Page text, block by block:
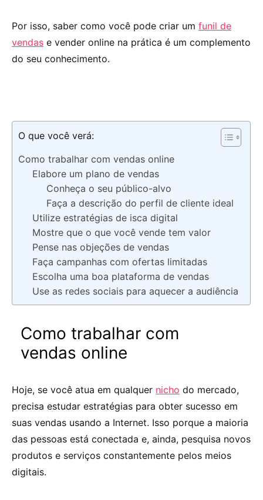
Por isso, saber como você pode criar um funil de
vendas e vender online na prática é um complemento
do seu conhecimento.
O que você verá:
Como trabalhar com vendas online
Elabore um plano de vendas
Conheça o seu público-alvo
Faça a descrição do perfil de cliente ideal
Utilize estratégias de isca digital
Mostre que o que você vende tem valor
Pense nas objeções de vendas
Faça campanhas com ofertas limitadas
Escolha uma boa plataforma de vendas
Use as redes sociais para aquecer a audiência
Como trabalhar com
vendas online
Hoje, se você atua em qualquer nicho do mercado,
precisa estudar estratégias para obter sucesso em
suas vendas usando a Internet. Isso porque a maioria
das pessoas está conectada e, ainda, pesquisa novos
produtos e serviços constantemente pelos meios
digitais.